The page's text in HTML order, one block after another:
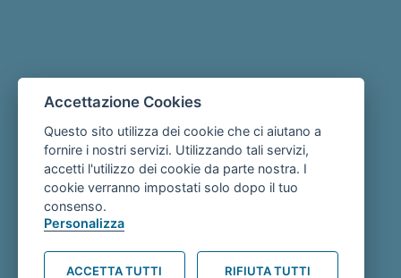
Accettazione Cookies
Questo sito utilizza dei cookie che ci aiutano a
fornire i nostri servizi. Utilizzando tali servizi,
accetti l'utilizzo dei cookie da parte nostra. I
cookie verranno impostati solo dopo il tuo
consenso.
Personalizza
ACCETTA TUTTI RIFIUTA TUTTI